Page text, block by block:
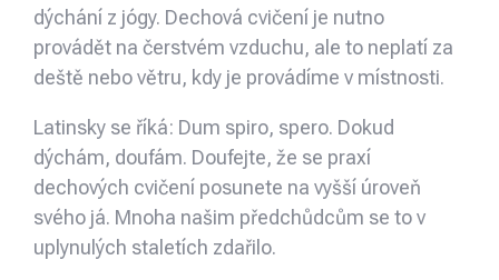
dýchání z jógy. Dechová cvičení je nutno
provádět na čerstvém vzduchu, ale to neplatí za
deště nebo větru, kdy je provádíme v místnosti.
Latinsky se říká: Dum spiro, spero. Dokud
dýchám, doufám. Doufejte, že se praxí
dechových cvičení posunete na vyšší úroveň
svého já. Mnoha našim předchůdcům se to v
uplynulých staletích zdařilo.